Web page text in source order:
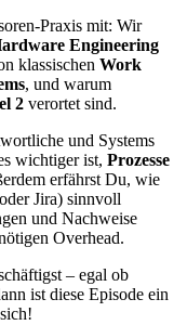
Praxis mit: Wir
Engineering
klassischen Work
, und warum
2 verortet sind.
und Systems
wichtiger ist, Prozesse
erfährst Du, wie
Jira) sinnvoll
und Nachweise
Overhead.
– egal ob
ist diese Episode ein